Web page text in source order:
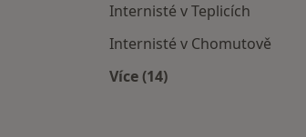
Internisté v Teplicích
Internisté v Chomutově
Více (14)